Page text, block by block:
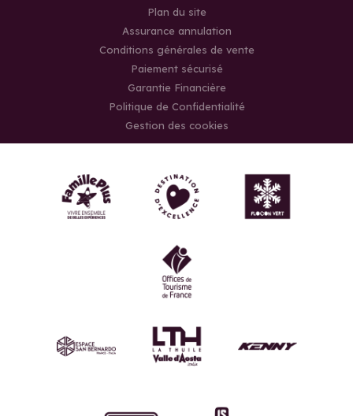
Plan du site
Assurance annulation
Conditions générales de vente
Paiement sécurisé
Garantie Financière
Politique de Confidentialité
Gestion des cookies